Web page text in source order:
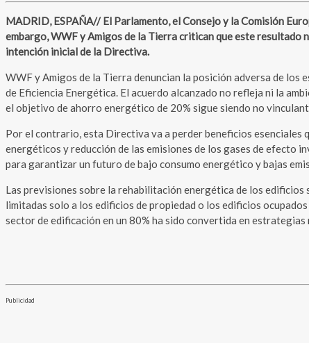
MADRID, ESPAÑA// El Parlamento, el Consejo y la Comisión
embargo, WWF y Amigos de la Tierra critican que este resultado
intención inicial de la Directiva.
WWF y Amigos de la Tierra denuncian la posición adversa de los
de Eficiencia Energética. El acuerdo alcanzado no refleja ni la
el objetivo de ahorro energético de 20% sigue siendo no
Por el contrario, esta Directiva va a perder beneficios esenciales
energéticos y reducción de las emisiones de los gases de efecto
para garantizar un futuro de bajo consumo energético y bajas
Las previsiones sobre la rehabilitación energética de los
limitadas solo a los edificios de propiedad o los edificios
sector de edificación en un 80% ha sido convertida en
Publicidad